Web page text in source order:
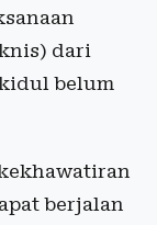
dari
belum
berjalan